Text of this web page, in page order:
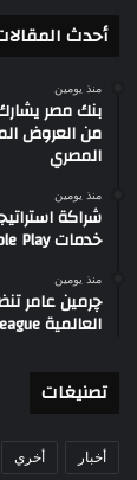
أحدث
منذ يومين
بنك مصر
من العروض
المصري
منذ يومين
شراكة
خدمات Triple Play الذكية بمشروع داون تاون بالعلمين الجديدة
منذ يومين
العالمية All Ladies League عن الإعلام الرقمي والتجارة الإلكترونية
تصنيغات
أخبار أخري